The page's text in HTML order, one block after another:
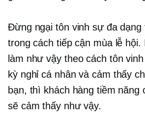
Đừng ngại tôn vinh sự đa dạng
trong cách tiếp cận mùa lễ hội.
làm như vậy theo cách tôn
kỳ nghỉ cá nhân và cảm thấy
bạn, thì khách hàng tiềm năng
sẽ cảm thấy như vậy.